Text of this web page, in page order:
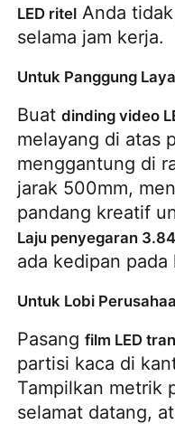
LED ritel Anda
selama jam kerja.
Untuk Panggung
Buat dinding video
melayang di atas
menggantung di
jarak 500mm,
pandang kreatif
Laju penyegaran
ada kedipan pada
Untuk Lobi
Pasang film LED
partisi kaca di
Tampilkan metrik
selamat datang,